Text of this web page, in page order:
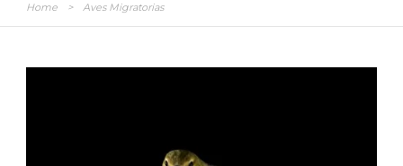
Home > Aves Migratorias